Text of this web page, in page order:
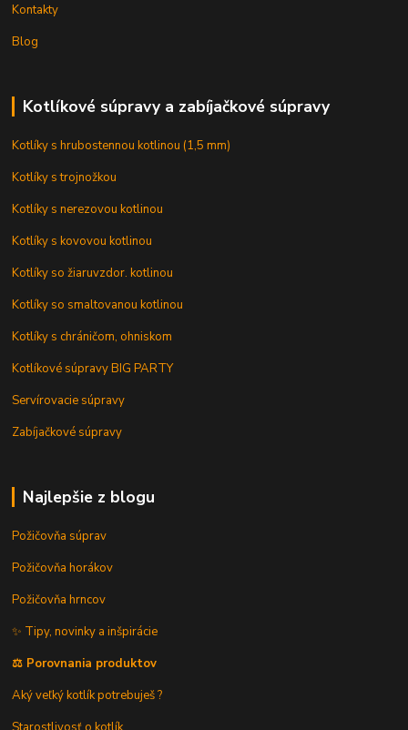
Kontakty
Blog
Kotlíkové súpravy a zabíjačkové súpravy
Kotlíky s hrubostennou kotlinou (1,5 mm)
Kotlíky s trojnožkou
Kotlíky s nerezovou kotlinou
Kotlíky s kovovou kotlinou
Kotlíky so žiaruvzdor. kotlinou
Kotlíky so smaltovanou kotlinou
Kotlíky s chráničom, ohniskom
Kotlíkové súpravy BIG PARTY
Servírovacie súpravy
Zabíjačkové súpravy
Najlepšie z blogu
Požičovňa súprav
Požičovňa horákov
Požičovňa hrncov
✨ Tipy, novinky a inšpirácie
⚖️ Porovnania produktov
Aký veľký kotlík potrebuješ ?